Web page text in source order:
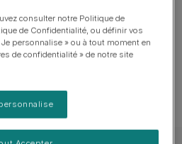
sur les décisions que
qui nous guident
consulter notre Politique de
de Confidentialité, ou définir vos
personnalise » ou à tout moment en
de confidentialité » de notre site